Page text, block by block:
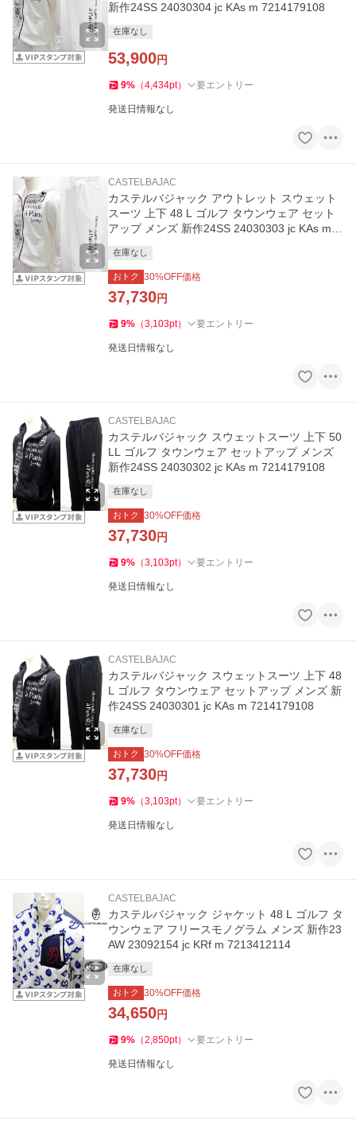
新作24SS 24030304 jc KAs m 7214179108
在庫なし
53,900円
9% （4,434pt） 要エントリー
発送日情報なし
CASTELBAJAC
カステルバジャック アウトレット スウェット
スーツ 上下 48 L ゴルフ タウンウェア セット
アップ メンズ 新作24SS 24030303 jc KAs m 7
在庫なし
おトク 30%OFF価格
37,730円
9% （3,103pt） 要エントリー
発送日情報なし
CASTELBAJAC
カステルバジャック スウェットスーツ 上下 50
LL ゴルフ タウンウェア セットアップ メンズ
新作24SS 24030302 jc KAs m 7214179108
在庫なし
おトク 30%OFF価格
37,730円
9% （3,103pt） 要エントリー
発送日情報なし
CASTELBAJAC
カステルバジャック スウェットスーツ 上下 48
L ゴルフ タウンウェア セットアップ メンズ 新
作24SS 24030301 jc KAs m 7214179108
在庫なし
おトク 30%OFF価格
37,730円
9% （3,103pt） 要エントリー
発送日情報なし
CASTELBAJAC
カステルバジャック ジャケット 48 L ゴルフ タ
ウンウェア フリースモノグラム メンズ 新作23
AW 23092154 jc KRf m 7213412114
在庫なし
おトク 30%OFF価格
34,650円
9% （2,850pt） 要エントリー
発送日情報なし